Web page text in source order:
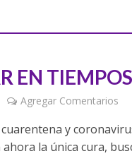
EN
Agregar Comentarios
y
ahora la única cura,